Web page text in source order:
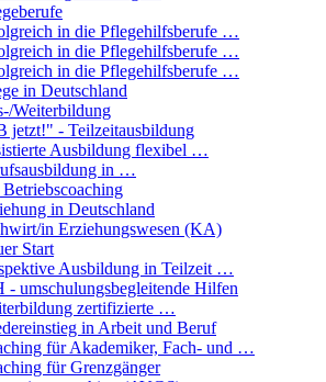
in die Pflegehilfsberufe …
in die Pflegehilfsberufe …
in die Pflegehilfsberufe …
in Deutschland
Weiterbildung
jetzt!" - Teilzeitausbildung
Ausbildung flexibel …
in …
in Deutschland
in Erziehungswesen (KA)
Start
Ausbildung in Teilzeit …
- umschulungsbegleitende Hilfen
zertifizierte …
in Arbeit und Beruf
für Akademiker, Fach- und …
für Grenzgänger